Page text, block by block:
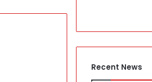
Recent News